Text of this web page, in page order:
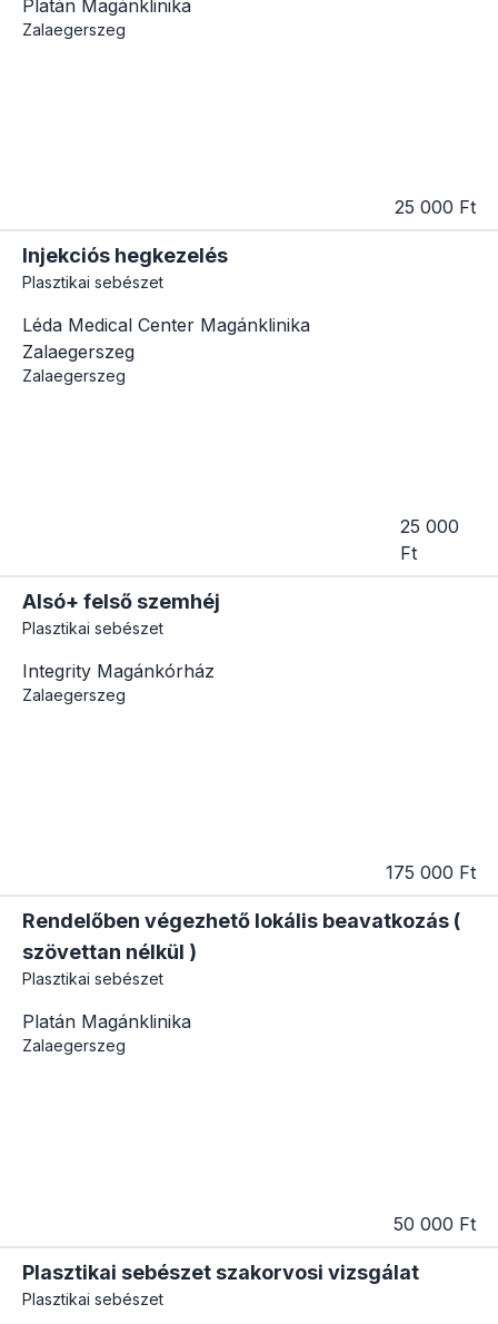
Platán Magánklinika
Zalaegerszeg
25 000 Ft
Injekciós hegkezelés
Plasztikai sebészet
Léda Medical Center Magánklinika
Zalaegerszeg
Zalaegerszeg
25 000
Ft
Alsó+ felső szemhéj
Plasztikai sebészet
Integrity Magánkórház
Zalaegerszeg
175 000 Ft
Rendelőben végezhető lokális beavatkozás (
szövettan nélkül )
Plasztikai sebészet
Platán Magánklinika
Zalaegerszeg
50 000 Ft
Plasztikai sebészet szakorvosi vizsgálat
Plasztikai sebészet